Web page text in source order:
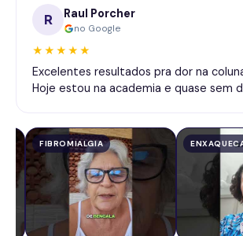
R Raul Porcher
no Google
★★★★★
Excelentes resultados pra dor na
Hoje estou na academia e quase sem
FIBROMIALGIA